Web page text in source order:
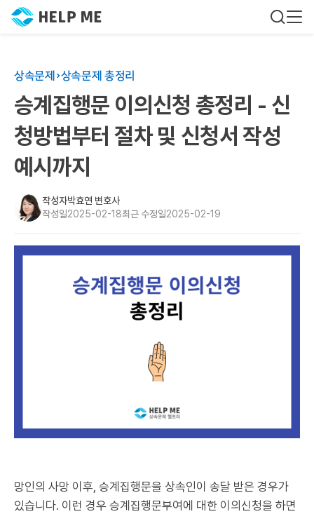
상속문제 상속문제 총정리
승계집행문 이의신청 총정리 - 신
청방법부터 절차 및 신청서 작성
예시까지
작성자박효연 변호사
작성일2025-02-18최근 수정일2025-02-19
망인의 사망 이후, 승계집행문을 상속인이 송달 받은 경우가
있습니다. 이런 경우 승계집행문부여에 대한 이의신청을 하면